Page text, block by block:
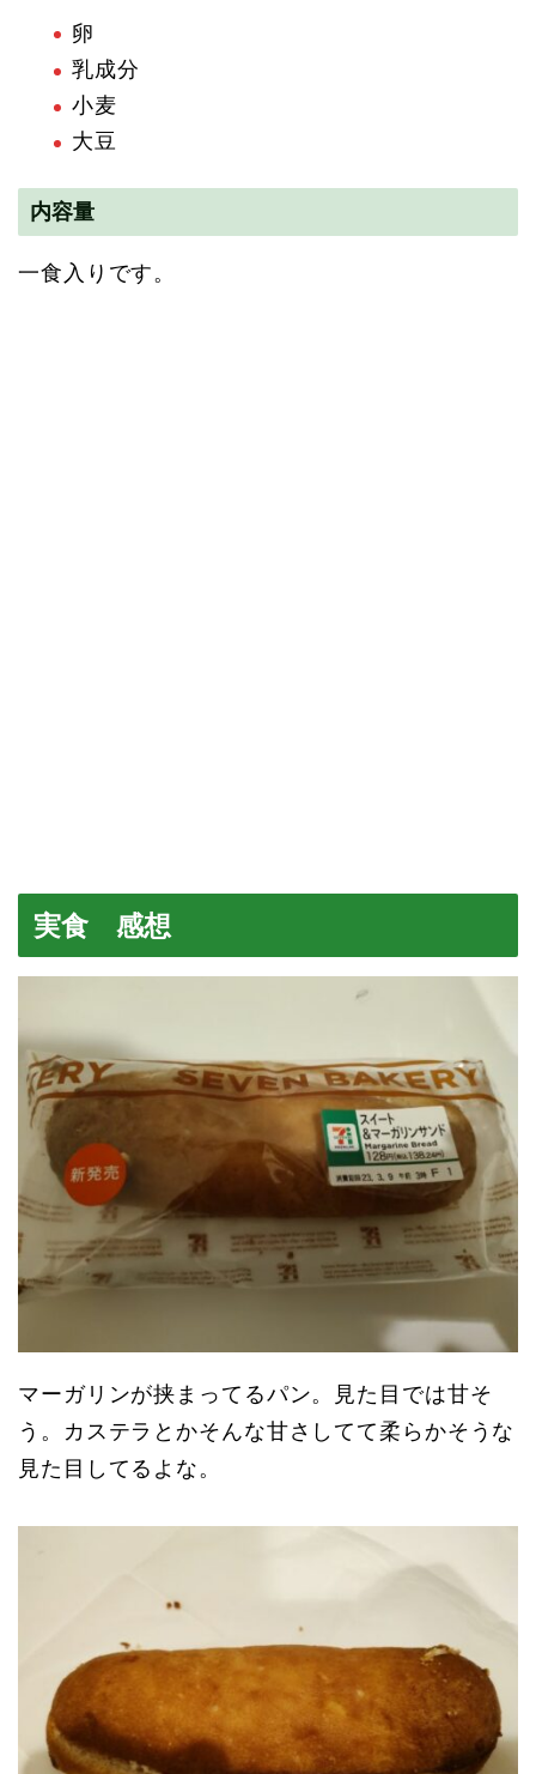
卵
乳成分
小麦
大豆
内容量
一食入りです。
実食 感想
マーガリンが挟まってるパン。見た目では甘そ
う。カステラとかそんな甘さしてて柔らかそうな
見た目してるよな。